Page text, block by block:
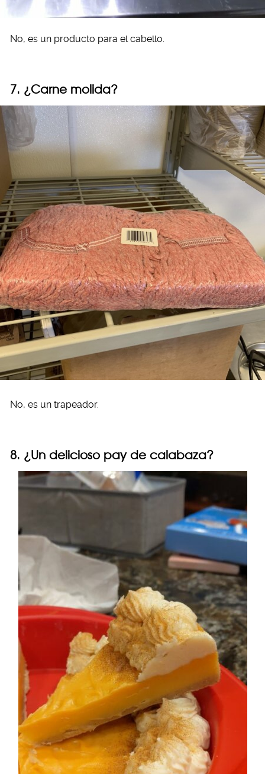
No, es un producto para el cabello.
7. ¿Carne molida?
No, es un trapeador.
8. ¿Un delicioso pay de calabaza?